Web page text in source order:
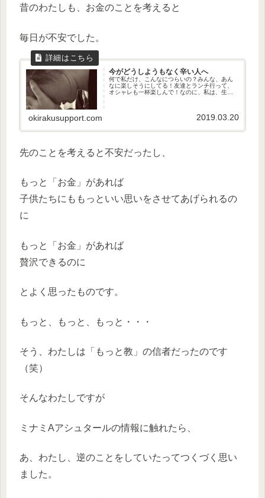
昔のわたしも、お金のことを考えると
毎日が不安でした。
今がどうしようもなく辛い人へ
何で私だけ、こんなにつらいの？みんな、あん
なに楽しそうにしてる！友達とランチ行って、
オシャレも一杯楽しんで！なのに、私は、生活
okirakusupport.com 2019.03.20
先のことを考えると不安だったし、
もっと「お金」があれば
子供たちにももっといい思いをさせてあげられるの
に
もっと「お金」があれば
贅沢できるのに
とよく思ったものです。
もっと、もっと、もっと・・・
そう、わたしは「もっと教」の信者だったのです
（笑）
そんなわたしですが
ミナミAアシュタールの情報に触れたら、
あ、わたし、逆のことをしていたってつくづく思い
ました。